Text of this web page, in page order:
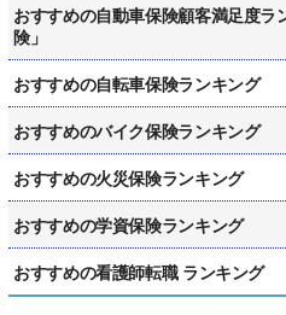
おすすめの自動車保険顧客満足度
険」
おすすめの自転車保険ランキング
おすすめのバイク保険ランキング
おすすめの火災保険ランキング
おすすめの学資保険ランキング
おすすめの看護師転職 ランキング